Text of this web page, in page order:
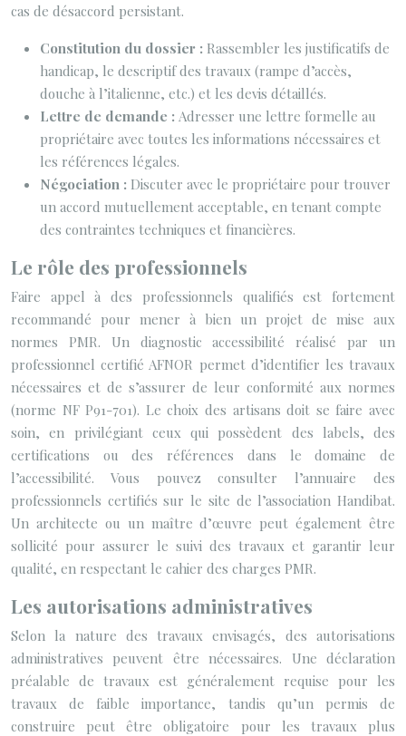
cas de désaccord persistant.
Constitution du dossier : Rassembler les justificatifs de
handicap, le descriptif des travaux (rampe d’accès,
douche à l’italienne, etc.) et les devis détaillés.
Lettre de demande : Adresser une lettre formelle au
propriétaire avec toutes les informations nécessaires et
les références légales.
Négociation : Discuter avec le propriétaire pour trouver
un accord mutuellement acceptable, en tenant compte
des contraintes techniques et financières.
Le rôle des professionnels
Faire appel à des professionnels qualifiés est fortement
recommandé pour mener à bien un projet de mise aux
normes PMR. Un diagnostic accessibilité réalisé par un
professionnel certifié AFNOR permet d’identifier les travaux
nécessaires et de s’assurer de leur conformité aux normes
(norme NF P91-701). Le choix des artisans doit se faire avec
soin, en privilégiant ceux qui possèdent des labels, des
certifications ou des références dans le domaine de
l’accessibilité. Vous pouvez consulter l’annuaire des
professionnels certifiés sur le site de l’association Handibat.
Un architecte ou un maître d’œuvre peut également être
sollicité pour assurer le suivi des travaux et garantir leur
qualité, en respectant le cahier des charges PMR.
Les autorisations administratives
Selon la nature des travaux envisagés, des autorisations
administratives peuvent être nécessaires. Une déclaration
préalable de travaux est généralement requise pour les
travaux de faible importance, tandis qu’un permis de
construire peut être obligatoire pour les travaux plus